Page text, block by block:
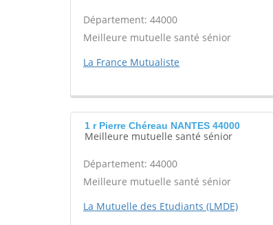
Département: 44000
Meilleure mutuelle santé sénior
La France Mutualiste
1 r Pierre Chéreau NANTES 44000
Meilleure mutuelle santé sénior
Département: 44000
Meilleure mutuelle santé sénior
La Mutuelle des Etudiants (LMDE)